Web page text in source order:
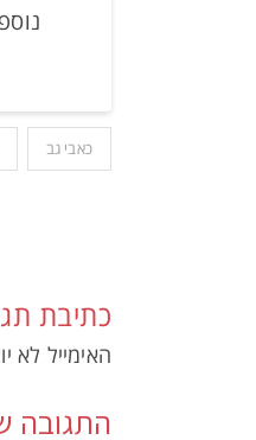
כאבי גב
כתיבת
האימייל לא
התגובה